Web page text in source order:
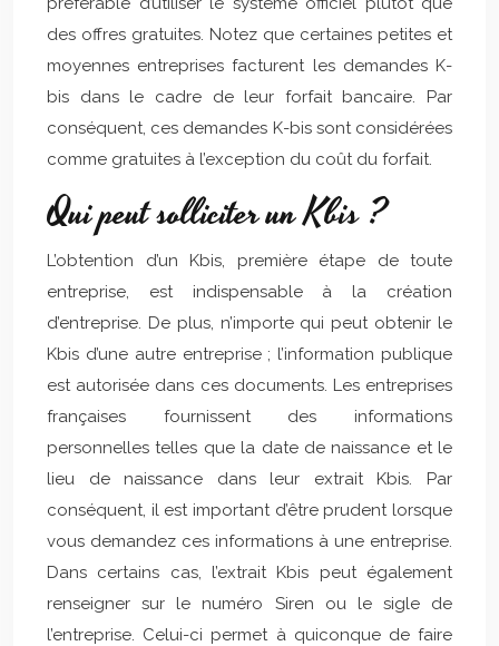
des offres gratuites. Notez que certaines petites et
moyennes entreprises facturent les demandes K-
bis dans le cadre de leur forfait bancaire. Par
conséquent, ces demandes K-bis sont considérées
comme gratuites à l’exception du coût du forfait.
Qui peut solliciter un Kbis ?
L’obtention d’un Kbis, première étape de toute
entreprise, est indispensable à la création
d’entreprise. De plus, n’importe qui peut obtenir le
Kbis d’une autre entreprise ; l’information publique
est autorisée dans ces documents. Les entreprises
françaises fournissent des informations
personnelles telles que la date de naissance et le
lieu de naissance dans leur extrait Kbis. Par
conséquent, il est important d’être prudent lorsque
vous demandez ces informations à une entreprise.
Dans certains cas, l’extrait Kbis peut également
renseigner sur le numéro Siren ou le sigle de
l’entreprise. Celui-ci permet à quiconque de faire